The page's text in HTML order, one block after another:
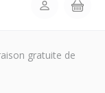
gratuite de